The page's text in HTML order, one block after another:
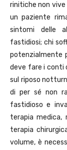
rinitiche non vive
un paziente
sintomi delle
fastidiosi; chi
potenzialmente
deve fare i conti
sul riposo
di per sé non
fastidioso e
terapia medica,
terapia
volume, è